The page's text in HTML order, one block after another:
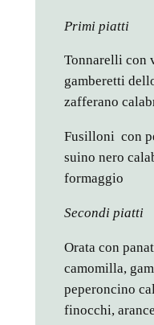
Primi piatti
Tonnarelli con
gamberetti
zafferano
Fusilloni con
suino nero
formaggio
Secondi piatti
Orata con
camomilla,
peperoncino
finocchi,